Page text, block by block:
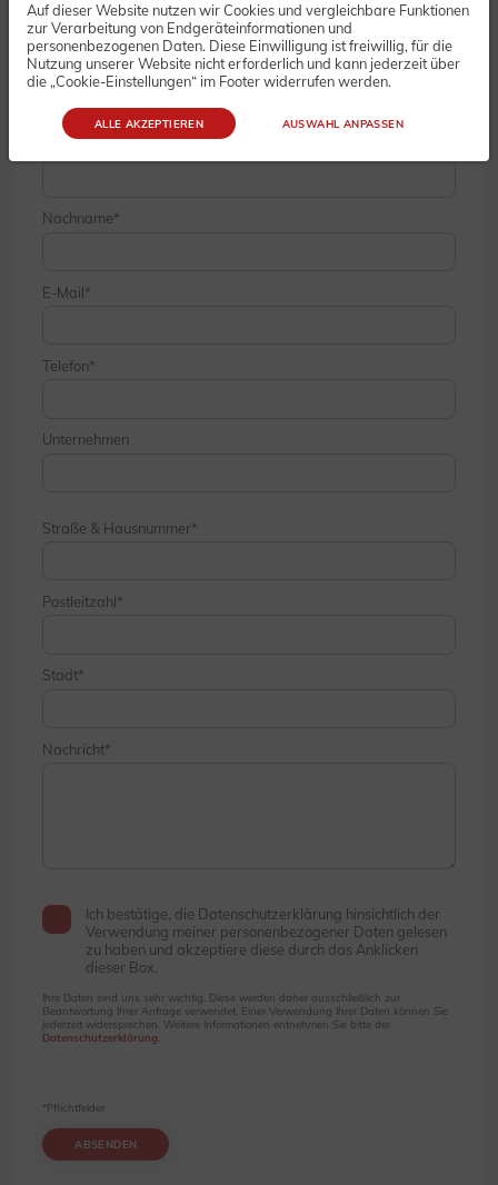
Bestellung
Vorname
Nachname
E-Mail
Telefon
Unternehmen
Straße & Hausnummer
Postleitzahl
Stadt
Nachricht
Ich bestätige, die Datenschutzerklärung hinsichtlich der
Verwendung meiner personenbezogener Daten gelesen
zu haben und akzeptiere diese durch das Anklicken
dieser Box.
Ihre Daten sind uns sehr wichtig. Diese werden daher ausschließlich zur
Beantwortung Ihrer Anfrage verwendet. Einer Verwendung Ihrer Daten können Sie
jederzeit widersprechen. Weitere Informationen entnehmen Sie bitte der
Datenschutzerklärung
ABSENDEN
*Pflichtfelder
Auf dieser Website nutzen wir Cookies und vergleichbare Funktionen
zur Verarbeitung von Endgeräteinformationen und
personenbezogenen Daten. Diese Einwilligung ist freiwillig, für die
Nutzung unserer Website nicht erforderlich und kann jederzeit über
die „Cookie-Einstellungen“ im Footer widerrufen werden.
ALLE AKZEPTIEREN AUSWAHL ANPASSEN